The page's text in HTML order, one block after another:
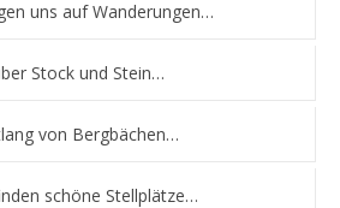
uns auf Wanderungen…
Stock und Stein…
von Bergbächen…
schöne Stellplätze…